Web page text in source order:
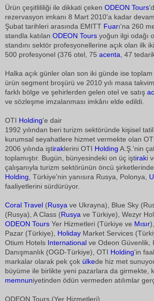
Ürün çeşitlililiği ile dikkati çeken ODEON Tours
rezervasyon imkanı 8 Mart 2010'a kadar
Şubat tarihleri arasında EMITT Fuarı'na 260
standla katılan ODEON Tours yoğun ilgi odağı
standını sektör profesyonellerine açık olan ilk
500 profesyonel (376 otel, 75 acenta , 47
Halka açık günler olan son iki günde ise
ürün segment broşürü ve 2010 yılı masa takvimi
farklı bölge ve şehirlerden gelen otel ve satış
ve sözleşme imzalanması imkânı elde edildi.
OTI Holding'e dair
1992 yılından beri turizm sektöründe kişisel
kurumsal seyahatlere hizmet vermekte olan
2006 yılında iştiraklerini OTI Holding A.Ş.'nin
toplamıştır. Bugün, bünyesindeki on üç iştiraki
çalışanıyla turizm sektörünün öncü
Holding , Türkiye'nin yanısıra Rusya, Polonya,
faaliyetlerini sürdürüyor.
Coral Travel (Rusya ve Ukrayna), Blue Sky
(Rusya), A Class (Rusya ve Türkiye), Wezyr
ODEON Tours Yer Hizmetleri (Türkiye ve Mısır),
Pazar (Türkiye), Holiday Market Services
Otium Hotels International ve Odeon Güvenlik,
Danışmanlık (OGD-Türkiye), OTI Holding'in
markalar olarak pek çok ülkede hiz met
büyüme ile birlikte yeni pazarlara da girmekte,
memnuniyetinden ödün vermeden atılımlar
ODEON Tours (Yer Hizmetleri)